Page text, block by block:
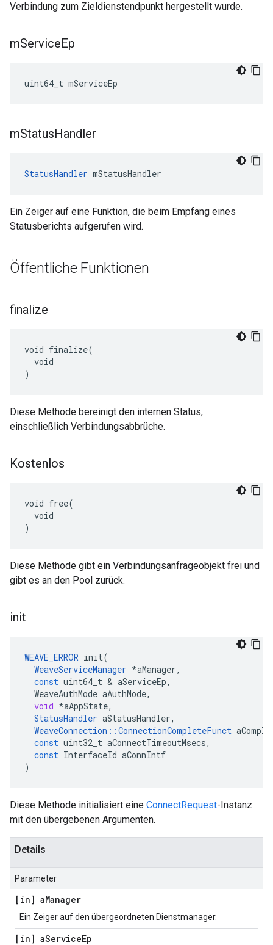
Verbindung zum Zieldienstendpunkt hergestellt wurde.
mServiceEp
uint64_t mServiceEp
mStatusHandler
StatusHandler mStatusHandler
Ein Zeiger auf eine Funktion, die beim Empfang eines
Statusberichts aufgerufen wird.
Öffentliche Funktionen
finalize
void finalize(
  void
)
Diese Methode bereinigt den internen Status,
einschließlich Verbindungsabbrüche.
Kostenlos
void free(
  void
)
Diese Methode gibt ein Verbindungsanfrageobjekt frei und
gibt es an den Pool zurück.
init
WEAVE_ERROR init(
WeaveServiceManager *aManager,
const uint64_t & aServiceEp,
WeaveAuthMode aAuthMode,
void *aAppState,
StatusHandler aStatusHandler,
WeaveConnection ::ConnectionCompleteFunct
const uint32_t aConnectTimeoutMsecs,
const InterfaceId aConnIntf
)
Diese Methode initialisiert eine ConnectRequest-Instanz
mit den übergebenen Argumenten.
Details
Parameter
[in] aManager
Ein Zeiger auf den übergeordneten Dienstmanager.
[in] aServiceEp